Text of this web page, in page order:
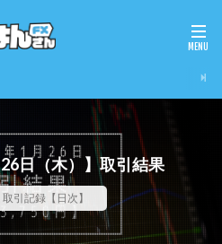
日（木）】取引結果
取引記録【日次】